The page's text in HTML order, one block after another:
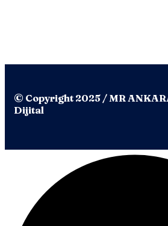
© Copyright 2025 / MR
Dijital